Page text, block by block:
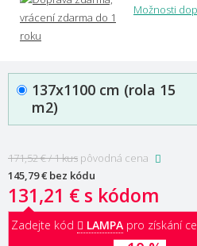
Možnosti
137x1100 cm (rola 15
m2)
171,52 € / 1 kus pôvodná cena
145,79 € bez kódu
131,21 € s kódom
Zadejte kód LAMPA pro získání